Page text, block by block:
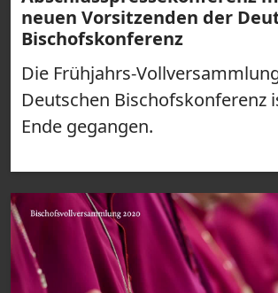
neuen Vorsitzenden der
Bischofskonferenz
Die Frühjahrs-
Deutschen Bischofskonferenz
Ende gegangen.